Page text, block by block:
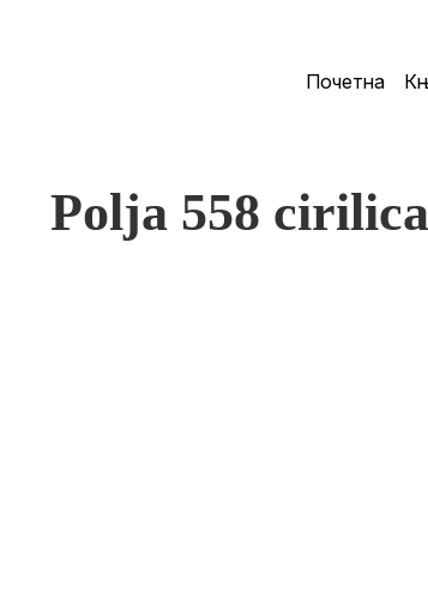
Почетна
Polja 558